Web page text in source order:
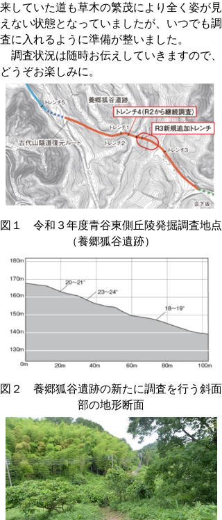
来していた道も草木の繁茂により全く姿が見
えない状態となっていましたが、いつでも調
査に入れるように準備が整いました。
調査状況は随時お伝えしていきますので、
どうぞお楽しみに。
図１ 令和３年度青谷東側丘陵発掘調査地点
（養郷狐谷遺跡）
図２ 養郷狐谷遺跡の新たに調査を行う斜面
部の地形断面